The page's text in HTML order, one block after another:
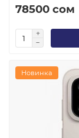
78500 сом
Новинка